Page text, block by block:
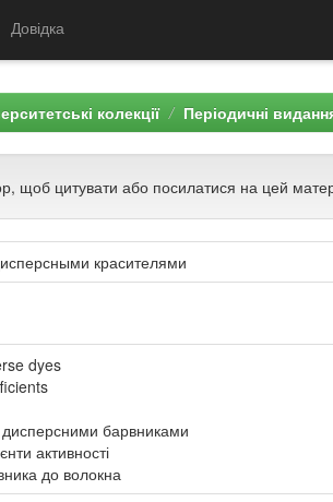
Довідка
колекції Періодичні
щоб цитувати або посилатися на цей
красителями
dyes
барвниками
активності
до волокна